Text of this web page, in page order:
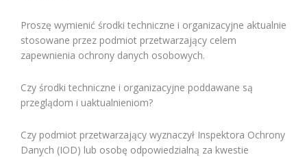
Proszę wymienić środki techniczne i organizacyjne aktualnie
stosowane przez podmiot przetwarzający celem
zapewnienia ochrony danych osobowych.
Czy środki techniczne i organizacyjne poddawane są
przeglądom i uaktualnieniom?
Czy podmiot przetwarzający wyznaczył Inspektora Ochrony
Danych (IOD) lub osobę odpowiedzialną za kwestie